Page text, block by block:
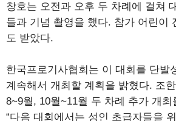
창호는 오전과 오후 두 차례에 걸쳐
들과 기념 촬영을 했다. 참가 어린이
도 받았다.
한국프로기사협회는 이 대회를 단발
계속해서 개최할 계획을 밝혔다. 조
8~9월, 10월~11월 두 차례 추가 개최
“다음 대회에서는 성인 초급자들을